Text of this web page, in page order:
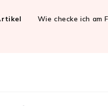
Wie checke ich am